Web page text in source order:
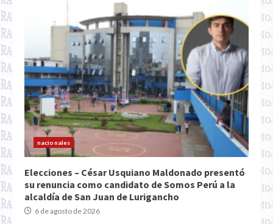
nacionales
Elecciones – César Usquiano Maldonado presentó
su renuncia como candidato de Somos Perú a la
alcaldía de San Juan de Lurigancho
6 de agosto de 2026